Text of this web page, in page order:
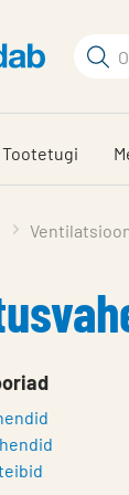
Otsi
Tootetugi